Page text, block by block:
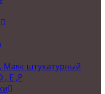
Маяк штукатурный
, Е ,P